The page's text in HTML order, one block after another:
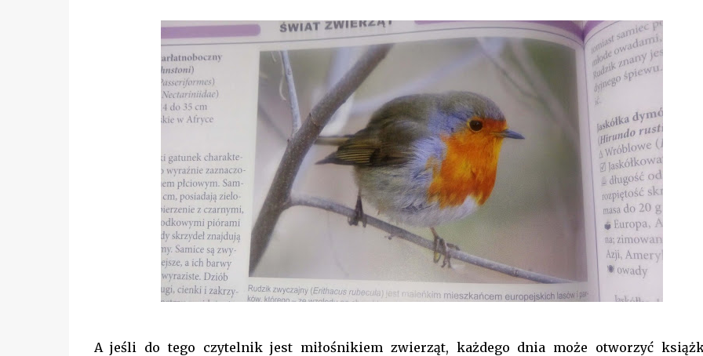
A jeśli do tego czytelnik jest miłośnikiem zwierząt, każdego dnia może otworzyć